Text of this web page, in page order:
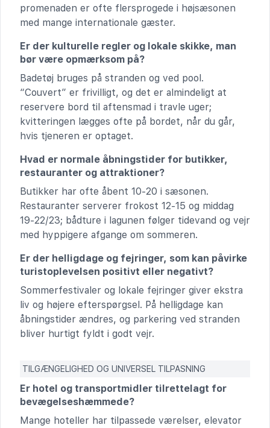
promenaden er ofte flersprogede i højsæsonen
med mange internationale gæster.
Er der kulturelle regler og lokale skikke, man
bør være opmærksom på?
Badetøj bruges på stranden og ved pool.
“Couvert” er frivilligt, og det er almindeligt at
reservere bord til aftensmad i travle uger;
kvitteringen lægges ofte på bordet, når du går,
hvis tjeneren er optaget.
Hvad er normale åbningstider for butikker,
restauranter og attraktioner?
Butikker har ofte åbent 10-20 i sæsonen.
Restauranter serverer frokost 12-15 og middag
19-22/23; bådture i lagunen følger tidevand og vejr
med hyppigere afgange om sommeren.
Er der helligdage og fejringer, som kan påvirke
turistoplevelsen positivt eller negativt?
Sommerfestivaler og lokale fejringer giver ekstra
liv og højere efterspørgsel. På helligdage kan
åbningstider ændres, og parkering ved stranden
bliver hurtigt fyldt i godt vejr.
TILGÆNGELIGHED OG UNIVERSEL TILPASNING
Er hotel og transportmidler tilrettelagt for
bevægelseshæmmede?
Mange hoteller har tilpassede værelser, elevator